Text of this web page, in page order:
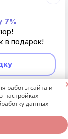
не
по
7%
в подарок!
работы сайта и
настройках
данных